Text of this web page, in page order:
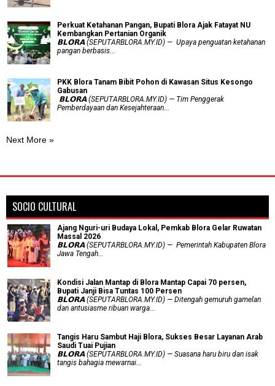
​Perkuat Ketahanan Pangan, Bupati Blora Ajak Fatayat NU
Kembangkan Pertanian Organik
𝗕𝗟𝗢𝗥𝗔 (SEPUTARBLORA.MY.ID) — Upaya penguatan ketahanan
pangan berbasis...
PKK Blora Tanam Bibit Pohon di Kawasan Situs Kesongo
Gabusan
‎ 𝗕𝗟𝗢𝗥𝗔 (SEPUTARBLORA.MY.ID) — Tim Penggerak
Pemberdayaan dan Kesejahteraan...
Next More »
SOCIO CULTURAL
Ajang Nguri-uri Budaya Lokal, Pemkab Blora Gelar Ruwatan
Massal 2026
𝗕𝗟𝗢𝗥𝗔 (SEPUTARBLORA.MY.ID) — Pemerintah Kabupaten Blora
Jawa Tengah...
Kondisi Jalan Mantap di Blora Mantap Capai 70 persen,
Bupati Janji Bisa Tuntas 100 Persen
𝗕𝗟𝗢𝗥𝗔 (SEPUTARBLORA.MY.ID) — Ditengah gemuruh gamelan
dan antusiasme ribuan warga...
Tangis Haru Sambut Haji Blora, Sukses Besar Layanan Arab
Saudi Tuai Pujian
𝗕𝗟𝗢𝗥𝗔 (SEPUTARBLORA.MY.ID) — Suasana haru biru dan isak
tangis bahagia mewarnai...